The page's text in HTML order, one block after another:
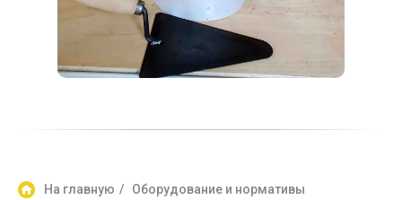
На главную / Оборудование и нормативы